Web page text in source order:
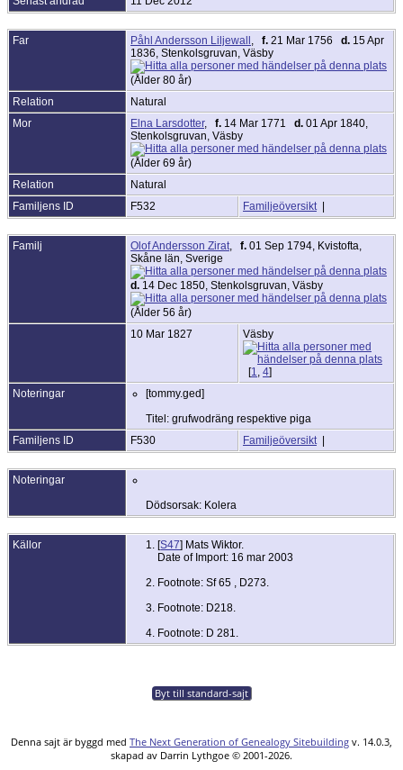
Far Påhl Andersson Liljewall f. 21 Mar 1756 d. 15 Apr
1836, Stenkolsgruvan, Väsby
(Ålder 80 år)
Relation
Natural
Mor
Elna Larsdotter, f. 14 Mar 1771 d. 01 Apr 1840,
Stenkolsgruvan, Väsby
(Ålder 69 år)
Relation
Natural
Familjens ID
F532 Familjeöversikt |
Familj Olof Andersson Zirat f. 01 Sep 1794, Kvistofta,
Skåne län, Sverige
d. 14 Dec 1850, Stenkolsgruvan, Väsby
(Ålder 56 år)
10 Mar 1827
Väsby
[1 4]
Noteringar
[tommy.ged]
Titel: grufwodräng respektive piga
Familjens ID
F530 Familjeöversikt |
Noteringar
Dödsorsak: Kolera
Källor [S47] Mats Wiktor.
Date of Import: 16 mar 2003
Footnote: Sf 65 , D273.
Footnote: D218.
Footnote: D 281.
Byt till standard-sajt
Denna sajt är byggd med The Next Generation of Genealogy Sitebuilding v. 14.0.3,
skapad av Darrin Lythgoe © 2001-2026.